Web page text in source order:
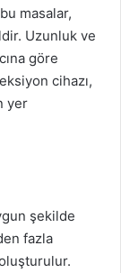
masalar,
Uzunluk ve
göre
cihazı,
yer
şekilde
fazla